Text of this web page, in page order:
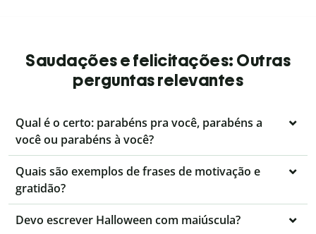
Saudações e felicitações: Outras
perguntas relevantes
Qual é o certo: parabéns pra você, parabéns a
você ou parabéns à você?
Quais são exemplos de frases de motivação e
gratidão?
Devo escrever Halloween com maiúscula?